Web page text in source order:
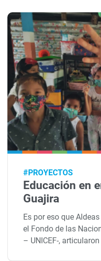
#PROYECTOS
Educación en
Guajira
Es por eso que
el Fondo de las
– UNICEF-,